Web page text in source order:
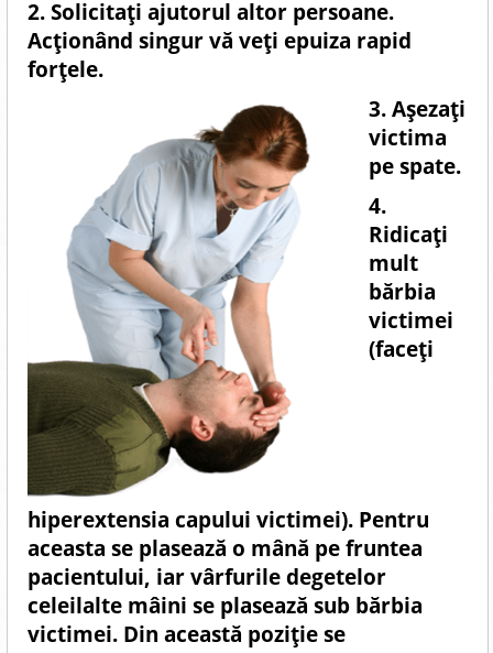
2. Solicitaţi ajutorul altor persoane.
Acţionând singur vă veţi epuiza rapid
forţele.
3. Aşezaţi
victima
pe spate.
4.
Ridicaţi
mult
bărbia
victimei
(faceţi
hiperextensia capului victimei). Pentru
aceasta se plasează o mână pe fruntea
pacientului, iar vârfurile degetelor
celeilalte mâini se plasează sub bărbia
victimei. Din această poziţie se